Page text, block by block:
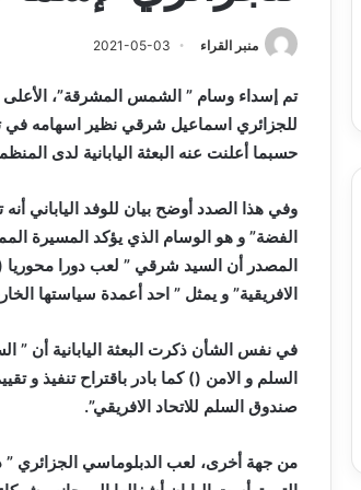
منبر القراء 2021-05-03
تم إسداء وسام ” الشمس المشرقة”، الأعلى
للجزائري اسماعيل شرقي نظير اسهامه في
حسبما أعلنت عنه البعثة اليابانية لدى
وفي هذا الصدد أوضح بيان للوفد الياباني
الفضة” و هو الوسام الذي يؤكد المسيرة
المصدر أن السيد شرقي ” لعب دورا محوريا
الافريقية” و يمثل ” احد أعمدة سياستها
في نفس الشأن ذكرت البعثة اليابانية أن ”
السلم و الامن () كما بادر باقتراح تنفيذ و
صندوق السلم للاتحاد الافريقي”.
من جهة أخرى، لعب الدبلوماسي الجزائري ”
وكأس الكونفدرالية يوم الخميس
الدين